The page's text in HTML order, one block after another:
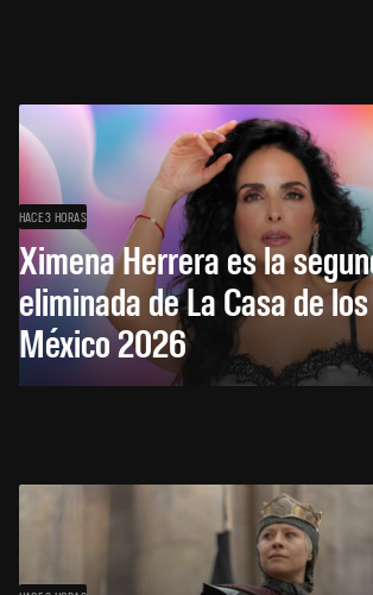
HACE 3 HORAS
Ximena Herrera es la
eliminada de La Casa de
México 2026